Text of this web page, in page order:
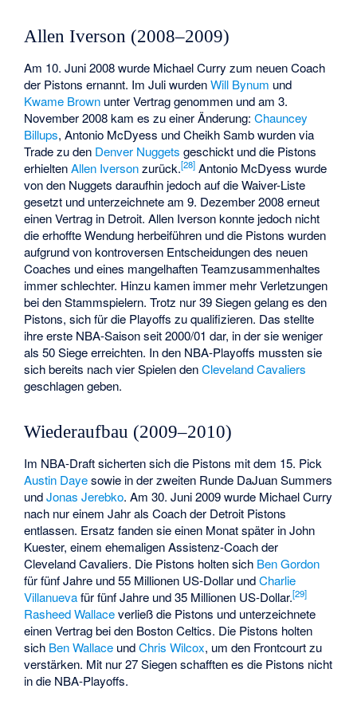
Allen Iverson (2008–2009)
Am 10. Juni 2008 wurde Michael Curry zum neuen Coach
der Pistons ernannt. Im Juli wurdenWill Bynum und
Kwame Brown unter Vertrag genommen und am 3.
November 2008 kam es zu einer Änderung:Chauncey
Billups, Antonio McDyess und Cheikh Samb wurden via
Trade zu den Denver Nuggets geschickt und die Pistons
erhieltenAllen Iversonzurück.[28] Antonio McDyess wurde
von den Nuggets daraufhin jedoch auf die Waiver-Liste
gesetzt und unterzeichnete am 9. Dezember 2008 erneut
einen Vertrag in Detroit. Allen Iverson konnte jedoch nicht
die erhoffte Wendung herbeiführen und die Pistons wurden
aufgrund von kontroversen Entscheidungen des neuen
Coaches und eines mangelhaften Teamzusammenhaltes
immer schlechter. Hinzu kamen immer mehr Verletzungen
bei den Stammspielern. Trotz nur 39 Siegen gelang es den
Pistons, sich für die Playoffs zu qualifizieren. Das stellte
ihre erste NBA-Saison seit 2000/01 dar, in der sie weniger
als 50 Siege erreichten. In den NBA-Playoffs mussten sie
sich bereits nach vier Spielen denCleveland Cavaliers
geschlagen geben.
Wiederaufbau (2009–2010)
Im NBA-Draft sicherten sich die Pistons mit dem 15. Pick
Austin Dayesowie in der zweiten Runde DaJuan Summers
undJonas Jerebko. Am 30. Juni 2009 wurde Michael Curry
nach nur einem Jahr als Coach der Detroit Pistons
entlassen. Ersatz fanden sie einen Monat später inJohn
Kuester, einem ehemaligen Assistenz-Coach der
Cleveland Cavaliers. Die Pistons holten sich Ben Gordon
für fünf Jahre und 55 Millionen US-Dollar undCharlie
Villanuevafür fünf Jahre und 35 Millionen US-Dollar.[29]
Rasheed Wallaceverließ die Pistons und unterzeichnete
einen Vertrag bei den Boston Celtics. Die Pistons holten
sich Ben Wallace undChris Wilcox, um den Frontcourt zu
verstärken. Mit nur 27 Siegen schafften es die Pistons nicht
in die NBA-Playoffs.